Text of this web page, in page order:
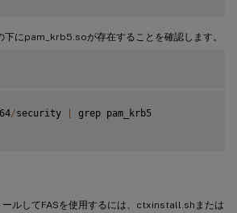
にpam_krb5.soが存在することを確認します。
/security grep pam_krb5
ールしてFASを使用するには、ctxinstall.shまたは